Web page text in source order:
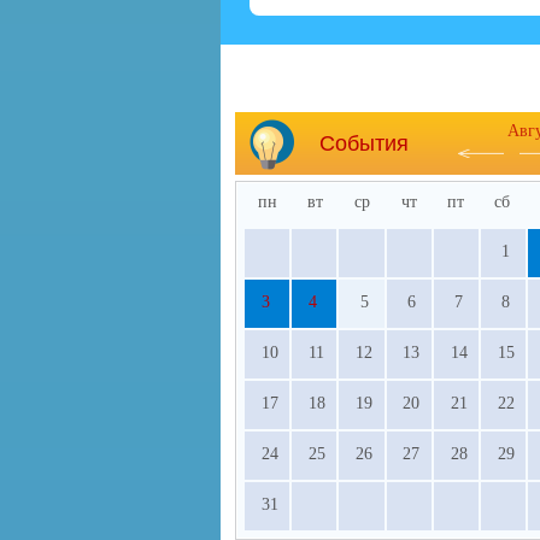
События
пн вт ср чт пт сб
1
3 4 5 6 7 8
10 11 12 13 14 15
17 18 19 20 21 22
24 25 26 27 28 29
31